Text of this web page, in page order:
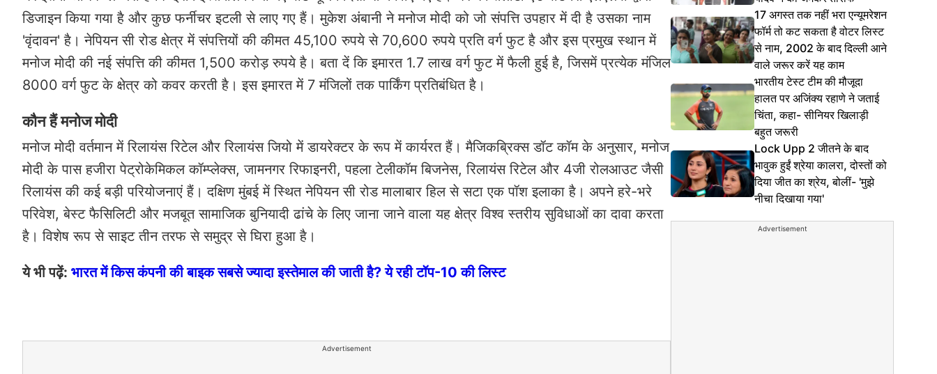
डिजाइन किया गया है और कुछ फर्नीचर इटली से लाए गए हैं। मुकेश अंबानी ने मनोज मोदी को जो संपत्ति उपहार में दी है उसका नाम
'वृंदावन' है। नेपियन सी रोड क्षेत्र में संपत्तियों की कीमत 45,100 रुपये से 70,600 रुपये प्रति वर्ग फुट है और इस प्रमुख स्थान में
मनोज मोदी की नई संपत्ति की कीमत 1,500 करोड़ रुपये है। बता दें कि इमारत 1.7 लाख वर्ग फुट में फैली हुई है, जिसमें प्रत्येक मंजिल
8000 वर्ग फुट के क्षेत्र को कवर करती है। इस इमारत में 7 मंजिलों तक पार्किंग प्रतिबंधित है।
कौन हैं मनोज मोदी
मनोज मोदी वर्तमान में रिलायंस रिटेल और रिलायंस जियो में डायरेक्टर के रूप में कार्यरत हैं। मैजिकब्रिक्स डॉट कॉम के अनुसार, मनोज
मोदी के पास हजीरा पेट्रोकेमिकल कॉम्प्लेक्स, जामनगर रिफाइनरी, पहला टेलीकॉम बिजनेस, रिलायंस रिटेल और 4जी रोलआउट जैसी
रिलायंस की कई बड़ी परियोजनाएं हैं। दक्षिण मुंबई में स्थित नेपियन सी रोड मालाबार हिल से सटा एक पॉश इलाका है। अपने हरे-भरे
परिवेश, बेस्ट फैसिलिटी और मजबूत सामाजिक बुनियादी ढांचे के लिए जाना जाने वाला यह क्षेत्र विश्व स्तरीय सुविधाओं का दावा करता
है। विशेष रूप से साइट तीन तरफ से समुद्र से घिरा हुआ है।
ये भी पढ़ें: भारत में किस कंपनी की बाइक सबसे ज्यादा इस्तेमाल की जाती है? ये रही टॉप-10 की लिस्ट
Advertisement
17 अगस्त तक नहीं भरा एन्यूमरेशन
फॉर्म तो कट सकता है वोटर लिस्ट
से नाम, 2002 के बाद दिल्ली आने
वाले जरूर करें यह काम
भारतीय टेस्ट टीम की मौजूदा
हालत पर अजिंक्य रहाणे ने जताई
चिंता, कहा- सीनियर खिलाड़ी
बहुत जरूरी
Lock Upp 2 जीतने के बाद
भावुक हुईं श्रेया कालरा, दोस्तों को
दिया जीत का श्रेय, बोलीं- 'मुझे
नीचा दिखाया गया'
Advertisement